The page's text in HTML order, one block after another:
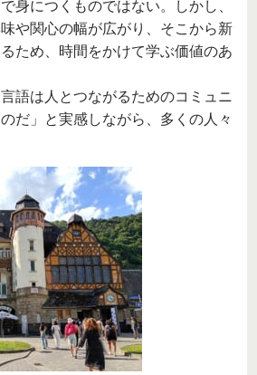
身につくものではない。しかし、
や関心の幅が広がり、そこから新
ため、時間をかけて学ぶ価値のあ
語は人とつながるためのコミュニ
だ」と実感しながら、多くの人々